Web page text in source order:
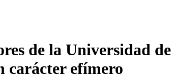
de la Universidad
carácter efímero